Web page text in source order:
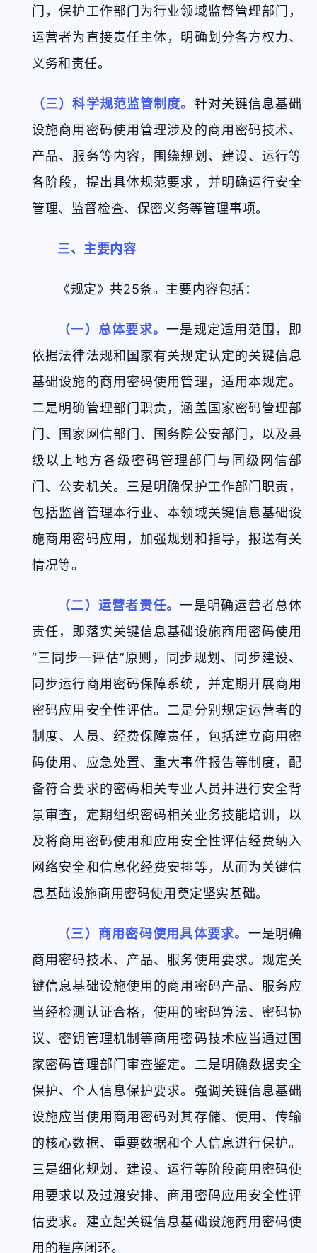
门，保护工作部门为行业领域监督管理部门，
运营者为直接责任主体，明确划分各方权力、
义务和责任。
（三）科学规范监管制度。 针对关键信息基础
设施商用密码使用管理涉及的商用密码技术、
产品、服务等内容，围绕规划、建设、运行等
各阶段，提出具体规范要求，并明确运行安全
管理、监督检查、保密义务等管理事项。
三、主要内容
《规定》共25条。主要内容包括：
（一）总体要求。一是规定适用范围，即
依据法律法规和国家有关规定认定的关键信息
基础设施的商用密码使用管理，适用本规定。
二是明确管理部门职责，涵盖国家密码管理部
门、国家网信部门、国务院公安部门，以及县
级以上地方各级密码管理部门与同级网信部
门、公安机关。三是明确保护工作部门职责，
包括监督管理本行业、本领域关键信息基础设
施商用密码应用，加强规划和指导，报送有关
情况等。
（二）运营者责任。一是明确运营者总体
责任，即落实关键信息基础设施商用密码使用
“三同步一评估”原则，同步规划、同步建设、
同步运行商用密码保障系统，并定期开展商用
密码应用安全性评估。二是分别规定运营者的
制度、人员、经费保障责任，包括建立商用密
码使用、应急处置、重大事件报告等制度，配
备符合要求的密码相关专业人员并进行安全背
景审查，定期组织密码相关业务技能培训，以
及将商用密码使用和应用安全性评估经费纳入
网络安全和信息化经费安排等，从而为关键信
息基础设施商用密码使用奠定坚实基础。
（三）商用密码使用具体要求。 一是明确
商用密码技术、产品、服务使用要求。规定关
键信息基础设施使用的商用密码产品、服务应
当经检测认证合格，使用的密码算法、密码协
议、密钥管理机制等商用密码技术应当通过国
家密码管理部门审查鉴定。二是明确数据安全
保护、个人信息保护要求。强调关键信息基础
设施应当使用商用密码对其存储、使用、传输
的核心数据、重要数据和个人信息进行保护。
三是细化规划、建设、运行等阶段商用密码使
用要求以及过渡安排、商用密码应用安全性评
估要求。建立起关键信息基础设施商用密码使
用的程序闭环。